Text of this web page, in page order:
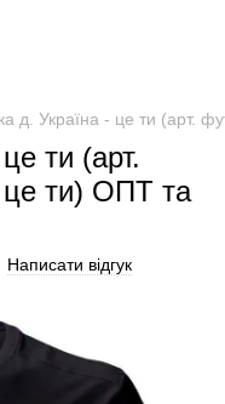
д. Україна - це ти (арт.
ти (арт.
це ти) ОПТ та
Написати відгук